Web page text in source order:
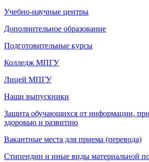
Учебно-научные центры
Дополнительное образование
Подготовительные курсы
Колледж МПГУ
Лицей МПГУ
Наши выпускники
Защита обучающихся от информации,
здоровью и развитию
Вакантные места для приема (перевода)
Стипендии и иные виды материальной